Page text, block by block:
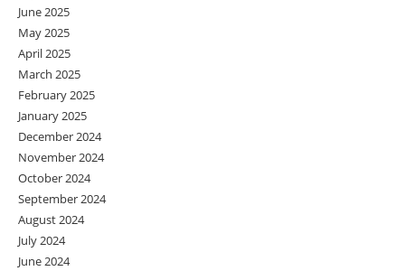
June 2025
May 2025
April 2025
March 2025
February 2025
January 2025
December 2024
November 2024
October 2024
September 2024
August 2024
July 2024
June 2024